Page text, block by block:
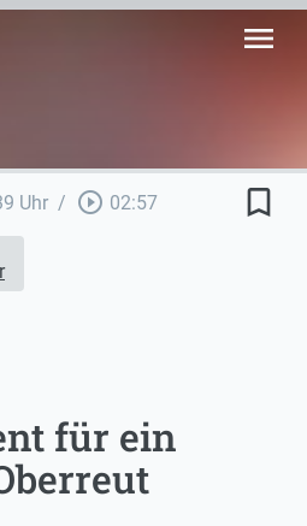
menu
Uhr / play_circle_outline 02:57 bookmark_border
für ein